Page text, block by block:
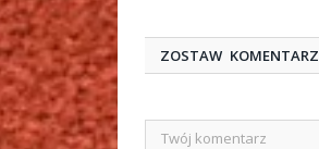
ZOSTAW KOMENTARZ